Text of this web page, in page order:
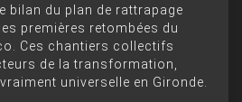
bilan du plan de rattrapage
premières retombées du
Ces chantiers collectifs
de la transformation,
universelle en Gironde.